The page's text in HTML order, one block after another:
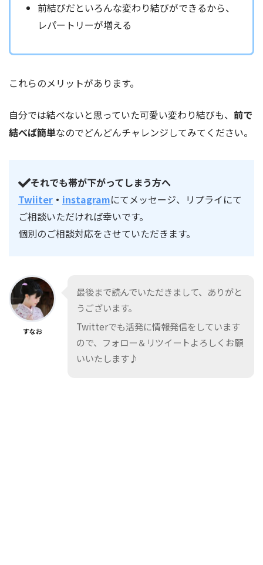
前結びだといろんな変わり結びができるから、
レパートリーが増える
これらのメリットがあります。
自分では結べないと思っていた可愛い変わり結びも、 前で
結べば簡単なのでどんどんチャレンジしてみてください。
それでも帯が下がってしまう方へ
Twiiter ・ instagramにてメッセージ、リプライにて
ご相談いただければ幸いです。
個別のご相談対応をさせていただきます。
すなお
最後まで読んでいただきまして、ありがと
うございます。
Twitterでも活発に情報発信をしています
ので、フォロー＆リツイートよろしくお願
いいたします♪